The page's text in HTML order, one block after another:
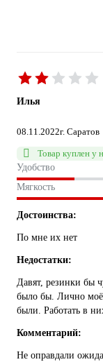
Илья
08.11.2022г. Саратов
Товар куплен у
Удобство
Мягкость
Достоинства:
По мне их нет
Недостатки:
Давят, резинки бы
было бы. Лично моё
были. Работать в
Комментарий:
Не оправдали